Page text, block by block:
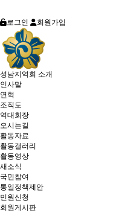
로그인 회원가입
성남지역회 소개
인사말
연혁
조직도
역대회장
오시는길
활동자료
활동갤러리
활동영상
새소식
국민참여
통일정책제안
민원신청
회원게시판